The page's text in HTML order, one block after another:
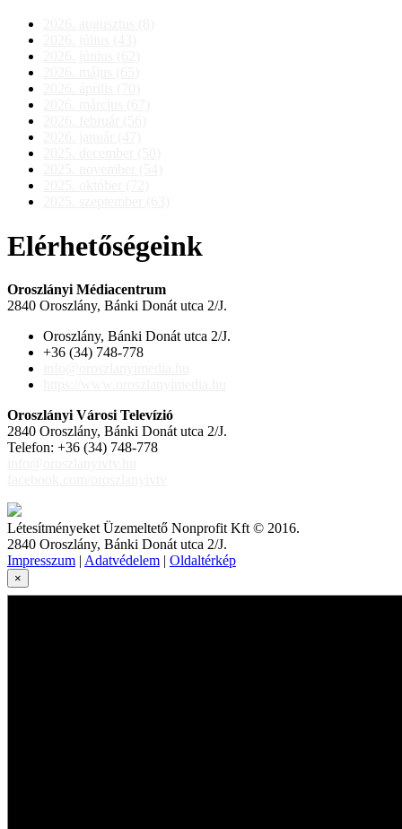
Elérhetőségeink
Oroszlányi Médiacentrum
2840 Oroszlány, Bánki Donát utca 2/J.
Oroszlány, Bánki Donát utca 2/J.
+36 (34) 748-778
Oroszlányi Városi Televízió
2840 Oroszlány, Bánki Donát utca 2/J.
Telefon: +36 (34) 748-778
Létesítményeket Üzemeltető Nonprofit Kft © 2016.
2840 Oroszlány, Bánki Donát utca 2/J.
Impresszum | Adatvédelem | Oldaltérkép
×